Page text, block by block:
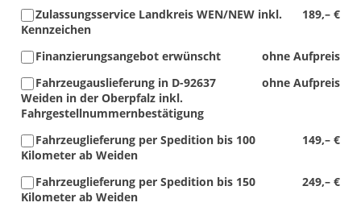
189,– €
Zulassungsservice Landkreis WEN/NEW inkl.
Kennzeichen
ohne Aufpreis
Finanzierungsangebot erwünscht
ohne Aufpreis
Fahrzeugauslieferung in D-92637
Weiden in der Oberpfalz inkl.
Fahrgestellnummernbestätigung
149,– €
Fahrzeuglieferung per Spedition bis 100
Kilometer ab Weiden
249,– €
Fahrzeuglieferung per Spedition bis 150
Kilometer ab Weiden